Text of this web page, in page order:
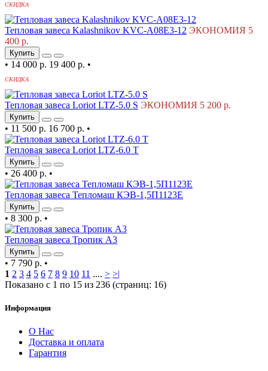
СКИДКА
Тепловая завеса Kalashnikov KVC-A08E3-12 ЭКОНОМИЯ 5
400 р.
Купить
• 14 000 р. 19 400 р. •
СКИДКА
Тепловая завеса Loriot LTZ-5.0 S ЭКОНОМИЯ 5 200 р.
Купить
• 11 500 р. 16 700 р. •
Тепловая завеса Loriot LTZ-6.0 T
Купить
• 26 400 р. •
Тепловая завеса Тепломаш КЭВ-1,5П1123Е
Купить
• 8 300 р. •
Тепловая завеса Тропик А3
Купить
• 7 790 р. •
1 2 3 4 5 6 7 8 9 10 11 .... > >|
Показано с 1 по 15 из 236 (страниц: 16)
Информация
О Нас
Доставка и оплата
Гарантия